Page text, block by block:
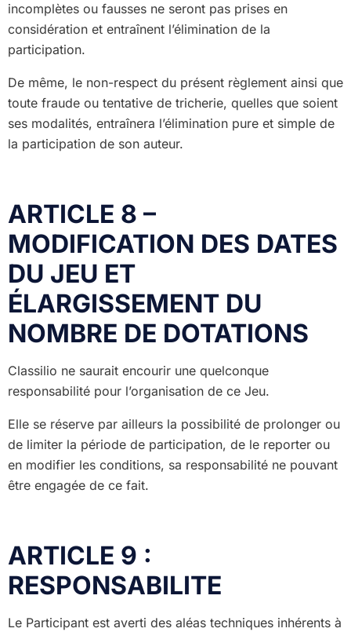
incomplètes ou fausses ne seront pas prises en
considération et entraînent l’élimination de la
participation.
De même, le non-respect du présent règlement ainsi que
toute fraude ou tentative de tricherie, quelles que soient
ses modalités, entraînera l’élimination pure et simple de
la participation de son auteur.
ARTICLE 8 –
MODIFICATION DES DATES
DU JEU ET
ÉLARGISSEMENT DU
NOMBRE DE DOTATIONS
Classilio ne saurait encourir une quelconque
responsabilité pour l’organisation de ce Jeu.
Elle se réserve par ailleurs la possibilité de prolonger ou
de limiter la période de participation, de le reporter ou
en modifier les conditions, sa responsabilité ne pouvant
être engagée de ce fait.
ARTICLE 9 :
RESPONSABILITE
Le Participant est averti des aléas techniques inhérents à